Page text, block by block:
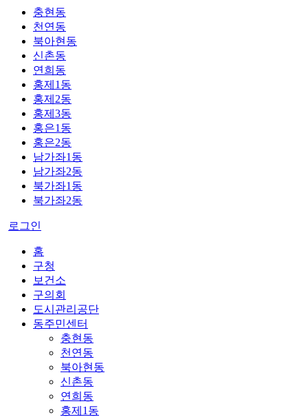
충현동
천연동
북아현동
신촌동
연희동
홍제1동
홍제2동
홍제3동
홍은1동
홍은2동
남가좌1동
남가좌2동
북가좌1동
북가좌2동
로그인
홈
구청
보건소
구의회
도시관리공단
동주민센터
충현동
천연동
북아현동
신촌동
연희동
홍제1동